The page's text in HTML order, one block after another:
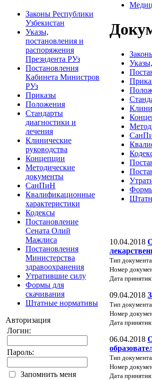
Законы Республики
Узбекистан
Указы,
постановления и
распоряжения
Президента РУз
Постановления
Кабинета Министров
РУз
Приказы
Положения
Стандарты
диагностики и
лечения
Клинические
руководства
Концепции
Методические
документы
СанПиН
Квалификационные
характеристики
Кодексы
Постановление
Сената Олий
Мажлиса
Постановления
Министерства
здравоохранения
Утратившие силу
Формы для
скачивания
Штатные нормативы
Авторизация
Логин:
Пароль:
Запомнить меня
10.04.2018
Тип
Номер
Дата
09.04.2018
Тип
Номер
Дата
06.04.2018
Тип
Номер
Дата